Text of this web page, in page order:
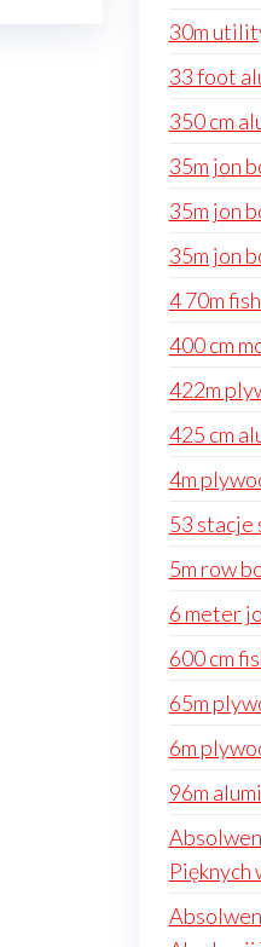
30m
33 foot
350 cm
35m jon
35m jon
35m jon
4 70m
400 cm
422m
425 cm
4m
53 stacje
5m row
6 meter
600 cm
65m
6m
96m
Pięknych